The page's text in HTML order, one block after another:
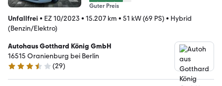
Guter Preis
Unfallfrei • EZ 10/2023 • 15.207 km • 51 kW (69 PS) • Hybrid
(Benzin/Elektro)
Autohaus Gotthard König GmbH
16515 Oranienburg bei Berlin
3.3 Sterne
(29)